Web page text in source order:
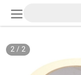
2
/
2